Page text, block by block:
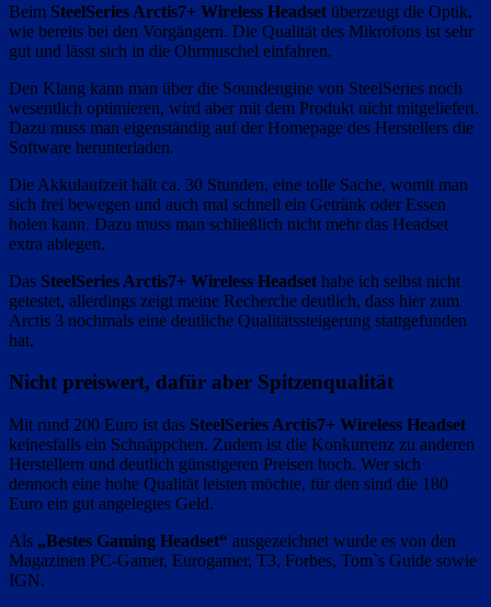
Beim SteelSeries Arctis7+ Wireless Headset überzeugt die Optik,
wie bereits bei den Vorgängern. Die Qualität des Mikrofons ist sehr
gut und lässt sich in die Ohrmuschel einfahren.
Den Klang kann man über die Soundengine von SteelSeries noch
wesentlich optimieren, wird aber mit dem Produkt nicht mitgeliefert.
Dazu muss man eigenständig auf der Homepage des Herstellers die
Software herunterladen.
Die Akkulaufzeit hält ca. 30 Stunden, eine tolle Sache, womit man
sich frei bewegen und auch mal schnell ein Getränk oder Essen
holen kann. Dazu muss man schließlich nicht mehr das Headset
extra ablegen.
Das SteelSeries Arctis7+ Wireless Headset habe ich selbst nicht
getestet, allerdings zeigt meine Recherche deutlich, dass hier zum
Arctis 3 nochmals eine deutliche Qualitätssteigerung stattgefunden
hat.
Nicht preiswert, dafür aber Spitzenqualität
Mit rund 200 Euro ist das SteelSeries Arctis7+ Wireless Headset
keinesfalls ein Schnäppchen. Zudem ist die Konkurrenz zu anderen
Herstellern und deutlich günstigeren Preisen hoch. Wer sich
dennoch eine hohe Qualität leisten möchte, für den sind die 180
Euro ein gut angelegtes Geld.
Als „Bestes Gaming Headset“ ausgezeichnet wurde es von den
Magazinen PC-Gamer, Eurogamer, T3, Forbes, Tom`s Guide sowie
IGN.